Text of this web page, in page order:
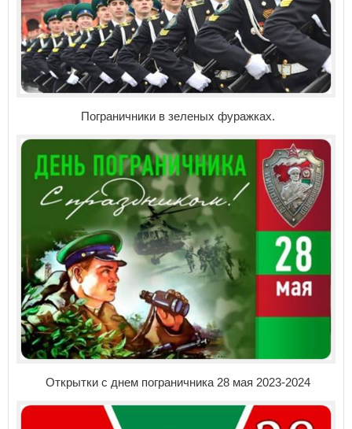
Пограничники в зеленых фуражках.
Открытки с днем пограничника 28 мая 2023-2024